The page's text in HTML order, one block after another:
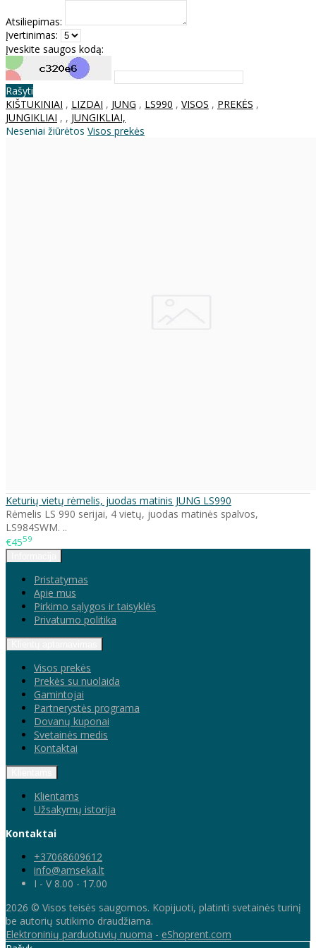
Atsiliepimas:
Įvertinimas:
Įveskite saugos kodą:
Rašyti
KIŠTUKINIAI , LIZDAI , JUNG , LS990 , VISOS , PREKĖS ,
JUNGIKLIAI , , JUNGIKLIAI,
Neseniai žiūrėtos Visos prekės
Keturių vietų rėmelis, juodas matinis JUNG LS990
Rėmelis LS 990 serijai, 4 vietų, juodas matinės spalvos,
LS984SWM. ..
€4559
Pristatymas
Apie mus
Pirkimo sąlygos ir taisyklės
Privatumo politika
Visos prekės
Prekės su nuolaida
Gamintojai
Partnerystės programa
Dovanų kuponai
Svetainės medis
Kontaktai
Klientams
Užsakymų istorija
Kontaktai
+37068609612
info@amseka.lt
I - V 8.00 - 17.00
2026 © Visos teisės saugomos. Kopijuoti, platinti svetainės turinį
be autorių sutikimo draudžiama.
Elektroninių parduotuvių nuoma - eShoprent.com